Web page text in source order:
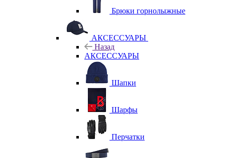
Брюки горнолыжные
АКСЕССУАРЫ
Назад
АКСЕССУАРЫ
Шапки
Шарфы
Перчатки